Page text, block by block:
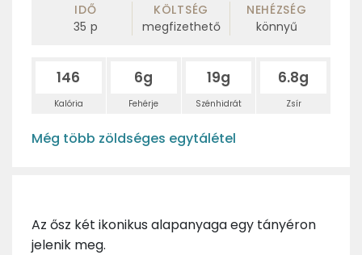
IDŐ
35 p
KÖLTSÉG
megfizethető
NEHÉZSÉG
könnyű
146
Kalória
6g
Fehérje
19g
Szénhidrát
6.8g
Zsír
Még több zöldséges egytálétel
Az ősz két ikonikus alapanyaga egy tányéron
jelenik meg.